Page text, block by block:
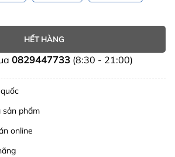
HẾT HÀNG
0829447733(8:30 - 21:00)
sản phẩm
online